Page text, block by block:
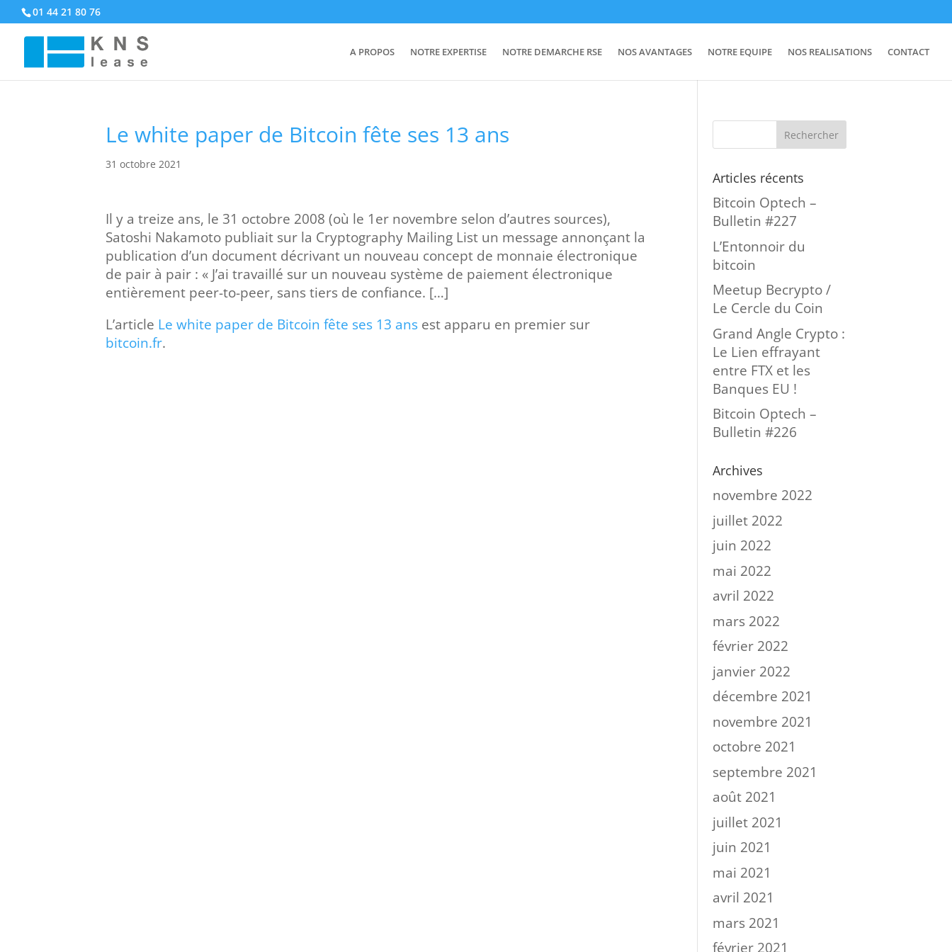
01 44 21 80 76
A PROPOS NOTRE EXPERTISE NOTRE DEMARCHE RSE NOS AVANTAGES NOTRE EQUIPE NOS REALISATIONS CONTACT
Le white paper de Bitcoin fête ses 13 ans
31 octobre 2021
Il y a treize ans, le 31 octobre 2008 (où le 1er novembre selon d’autres sources),
Satoshi Nakamoto publiait sur la Cryptography Mailing List un message annonçant la
publication d’un document décrivant un nouveau concept de monnaie électronique
de pair à pair : « J’ai travaillé sur un nouveau système de paiement électronique
entièrement peer-to-peer, sans tiers de confiance. […]
L’article Le white paper de Bitcoin fête ses 13 ans est apparu en premier sur
bitcoin.fr.
Articles récents
Bitcoin Optech –
Bulletin #227
L’Entonnoir du
bitcoin
Meetup Becrypto /
Le Cercle du Coin
Grand Angle Crypto :
Le Lien effrayant
entre FTX et les
Banques EU !
Bitcoin Optech –
Bulletin #226
Archives
novembre 2022
juillet 2022
juin 2022
mai 2022
avril 2022
mars 2022
février 2022
janvier 2022
décembre 2021
novembre 2021
octobre 2021
septembre 2021
août 2021
juillet 2021
juin 2021
mai 2021
avril 2021
mars 2021
février 2021